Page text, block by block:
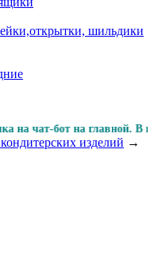
шильдики
на чат-бот на
изделий →